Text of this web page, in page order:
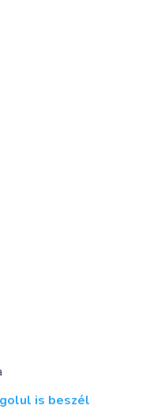
is beszél